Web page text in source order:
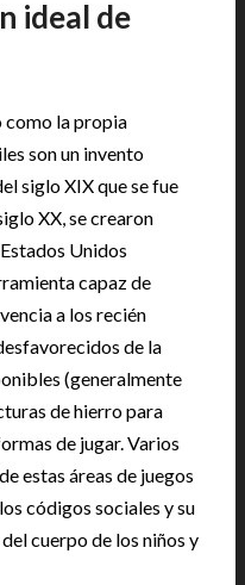
ideal de
como la propia
son un invento
siglo XIX que se fue
XX, se crearon
Unidos
capaz de
a los recién
de la
(generalmente
de hierro para
de jugar. Varios
estas áreas de juegos
códigos sociales y su
cuerpo de los niños y